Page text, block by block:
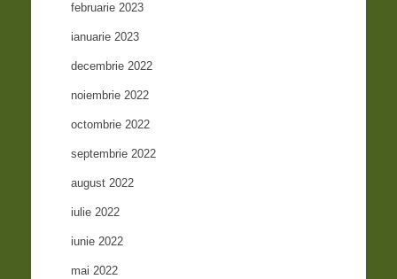
februarie 2023
ianuarie 2023
decembrie 2022
noiembrie 2022
octombrie 2022
septembrie 2022
august 2022
iulie 2022
iunie 2022
mai 2022